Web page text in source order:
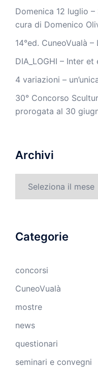
Domenica 12 luglio
cura di Domenico
14°ed. CuneoVualà
DIA_LOGHI – Inter
4 variazioni –
30° Concorso
prorogata al 30
Archivi
Categorie
concorsi
CuneoVualà
mostre
news
questionari
seminari e convegni